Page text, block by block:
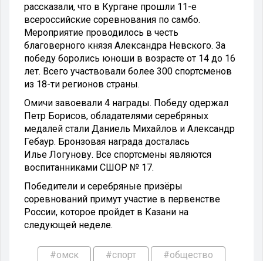
рассказали, что в Кургане прошли 11-е
всероссийские соревнования по самбо.
Мероприятие проводилось в честь
благоверного князя Александра Невского. За
победу боролись юноши в возрасте от 14 до 16
лет. Всего участвовали более 300 спортсменов
из 18-ти регионов страны.
Омичи завоевали 4 награды. Победу одержал
Петр Борисов, обладателями серебряных
медалей стали Даниель Михайлов и Александр
Гебаур. Бронзовая награда досталась
Илье Логунову. Все спортсмены являются
воспитанниками СШОР № 17.
Победители и серебряные призёры
соревнований примут участие в первенстве
России, которое пройдет в Казани на
следующей неделе.
#омск #спорт #общество